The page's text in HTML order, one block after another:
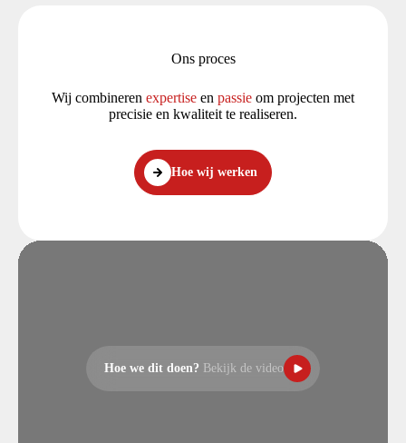
Ons proces
Wij combineren expertise en passie om projecten met
precisie en kwaliteit te realiseren.
Hoe wij werken
Hoe we dit doen? Bekijk de video